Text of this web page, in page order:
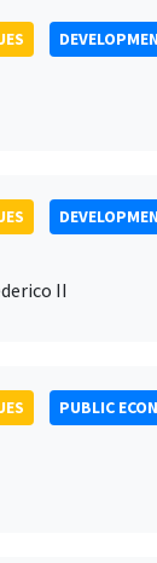
II
PUBLIC